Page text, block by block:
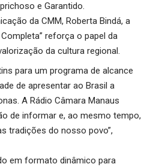
e Garantido.
da CMM, Roberta Bindá, a
reforça o papel da
da cultura regional.
para um programa de alcance
de apresentar ao Brasil a
A Rádio Câmara Manaus
de informar e, ao mesmo tempo,
tradições do nosso povo”,
em formato dinâmico para